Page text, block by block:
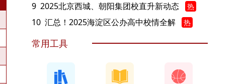
9 2025北京西城、朝阳集团校直升新动态 热
10 汇总！2025海淀区公办高中校情全解 热
常用工具